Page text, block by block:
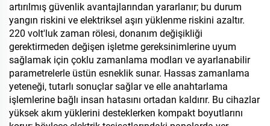
artırılmış güvenlik avantajlarından yararlanır; bu durum
yangın riskini ve elektriksel aşırı yüklenme riskini azaltır.
220 volt'luk zaman rölesi, donanım değişikliği
gerektirmeden değişen işletme gereksinimlerine uyum
sağlamak için çoklu zamanlama modları ve ayarlanabilir
parametrelerle üstün esneklik sunar. Hassas zamanlama
yeteneği, tutarlı sonuçlar sağlar ve elle anahtarlama
işlemlerine bağlı insan hatasını ortadan kaldırır. Bu cihazlar
yüksek akım yüklerini desteklerken kompakt boyutlarını